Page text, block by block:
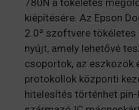
780N a tökéletes
kiépítésére. Az Epson
2.0² szoftvere
nyújt, amely lehetővé
csoportok, az eszközök
protokollok központi
hitelesítés történhet